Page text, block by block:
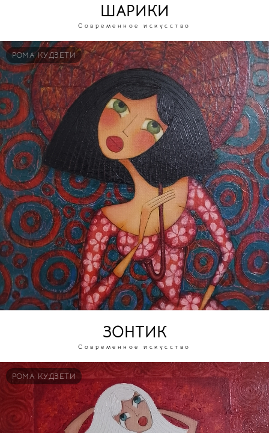
ШАРИКИ
Современное искусство
РОМА КУДЗЕТИ
ЗОНТИК
Современное искусство
РОМА КУДЗЕТИ